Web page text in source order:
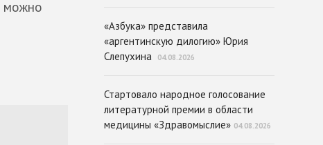
можно
«Азбука» представила
«аргентинскую дилогию» Юрия
Слепухина
04.08.2026
Стартовало народное голосование
литературной премии в области
медицины «Здравомыслие» 04.08.2026